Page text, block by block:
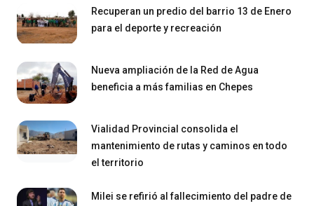
Recuperan un predio del barrio 13 de Enero
para el deporte y recreación
Nueva ampliación de la Red de Agua
beneficia a más familias en Chepes
Vialidad Provincial consolida el
mantenimiento de rutas y caminos en todo
el territorio
Milei se refirió al fallecimiento del padre de